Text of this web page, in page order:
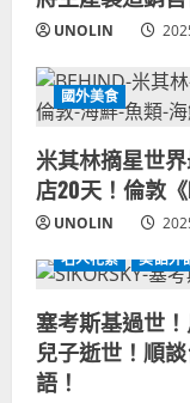
UNOLIN
國外美食
米其林摘星世
店20天！倫敦
UNOLIN
名人花絮
美語外
塞考斯基過世
兒子逝世！順
語！